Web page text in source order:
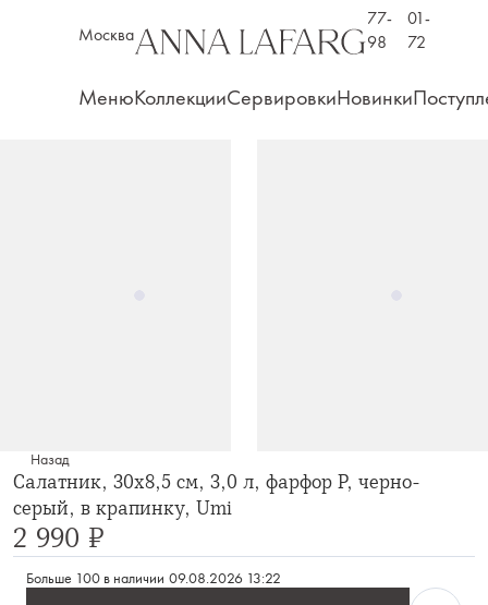
Москва
77-
98
01-
72
МенюКоллекцииСервировкиНовинки
Назад
Салатник, 30х8,5 см, 3,0 л, фарфор P, черно-
серый, в крапинку, Umi
2 990 ₽
Больше 100 в наличии 09.08.2026 13:22